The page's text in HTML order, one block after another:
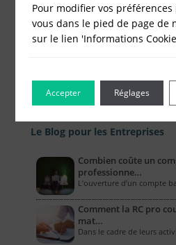
Le Blog pour les Entreprises
Combien coûte un
professionne…
L’ouverture d’un compte
Comment la RC pro
mat…
Dans le cadre de leurs
Pour modifier vos
vous dans le pied de page de
sur le lien 'Informations
Accepter Réglages